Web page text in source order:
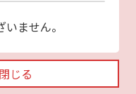
ません。
じる